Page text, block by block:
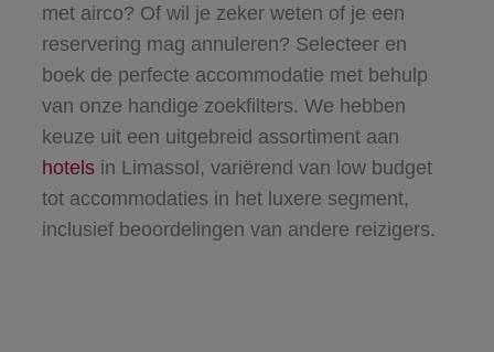
met airco? Of wil je zeker weten of je een
reservering mag annuleren? Selecteer en
boek de perfecte accommodatie met behulp
van onze handige zoekfilters. We hebben
keuze uit een uitgebreid assortiment aan
hotelsin Limassol, variërend van low budget
tot accommodaties in het luxere segment,
inclusief beoordelingen van andere reizigers.